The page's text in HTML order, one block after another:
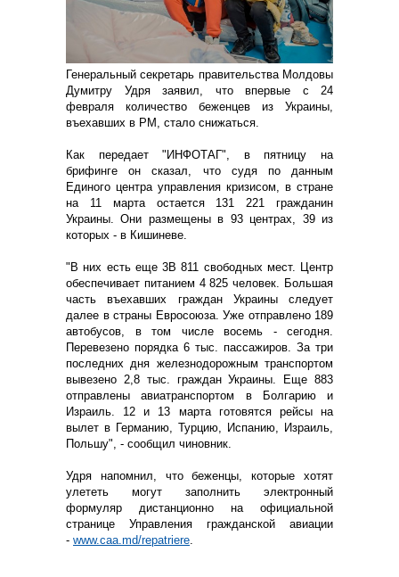
Генеральный секретарь правительства Молдовы
Думитру Удря заявил, что впервые с 24
февраля количество беженцев из Украины,
въехавших в РМ, стало снижаться.
Как передает "ИНФОТАГ", в пятницу на
брифинге он сказал, что судя по данным
Единого центра управления кризисом, в стране
на 11 марта остается 131 221 гражданин
Украины. Они размещены в 93 центрах, 39 из
которых - в Кишиневе.
"В них есть еще 3В 811 свободных мест. Центр
обеспечивает питанием 4 825 человек. Большая
часть въехавших граждан Украины следует
далее в страны Евросоюза. Уже отправлено 189
автобусов, в том числе восемь - сегодня.
Перевезено порядка 6 тыс. пассажиров. За три
последних дня железнодорожным транспортом
вывезено 2,8 тыс. граждан Украины. Еще 883
отправлены авиатранспортом в Болгарию и
Израиль. 12 и 13 марта готовятся рейсы на
вылет в Германию, Турцию, Испанию, Израиль,
Польшу", - сообщил чиновник.
Удря напомнил, что беженцы, которые хотят
улететь могут заполнить электронный
формуляр дистанционно на официальной
странице Управления гражданской авиации
- www.caa.md/repatriere